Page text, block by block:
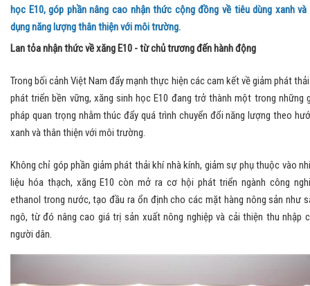
học E10, góp phần nâng cao nhận thức cộng đồng về tiêu dùng xanh
dụng năng lượng thân thiện với môi trường.
Lan tỏa nhận thức về xăng E10 - từ chủ trương đến hành động
Trong bối cảnh Việt Nam đẩy mạnh thực hiện các cam kết về giảm phát
phát triển bền vững, xăng sinh học E10 đang trở thành một trong những
pháp quan trọng nhằm thúc đẩy quá trình chuyển đổi năng lượng theo
xanh và thân thiện với môi trường.
Không chỉ góp phần giảm phát thải khí nhà kính, giảm sự phụ thuộc vào
liệu hóa thạch, xăng E10 còn mở ra cơ hội phát triển ngành công
ethanol trong nước, tạo đầu ra ổn định cho các mặt hàng nông sản như
ngô, từ đó nâng cao giá trị sản xuất nông nghiệp và cải thiện thu nhập
người dân.